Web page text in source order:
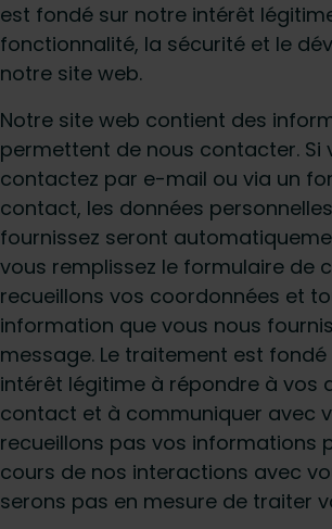
est fondé sur notre intérêt
fonctionnalité, la sécurité et le
notre site web.
Notre site web contient des
permettent de nous contacter. Si
contactez par e-mail ou via un
contact, les données
fournissez seront
vous remplissez le formulaire de
recueillons vos coordonnées et
information que vous nous
message. Le traitement est
intérêt légitime à répondre à vos
contact et à communiquer avec
recueillons pas vos informations
cours de nos interactions avec
serons pas en mesure de traiter